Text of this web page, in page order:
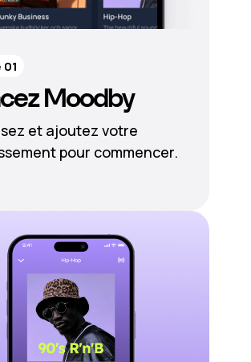
Moodby
et ajoutez votre
pour commencer.